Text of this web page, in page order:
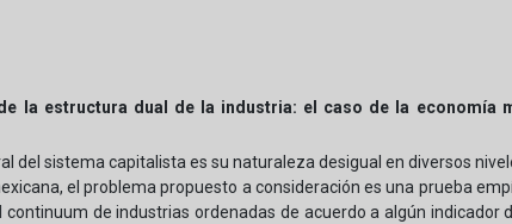
la estructura dual de la industria: el caso de la economía
del sistema capitalista es su naturaleza desigual en diversos
el problema propuesto a consideración es una prueba
continuum de industrias ordenadas de acuerdo a algún